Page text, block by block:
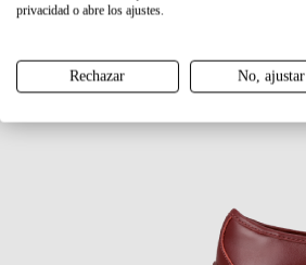
privacidad o abre los ajustes.
Rechazar No, ajustar